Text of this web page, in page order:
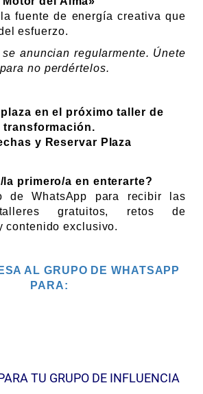
fuente de energía creativa que
esfuerzo.
anuncian regularmente. Únete
no perdértelos.
en el próximo taller de
transformación.
y Reservar Plaza
la primero/a en enterarte?
de WhatsApp para recibir las
gratuitos, retos de
contenido exclusivo.
AL GRUPO DE WHATSAPP
PARA:
TU GRUPO DE INFLUENCIA